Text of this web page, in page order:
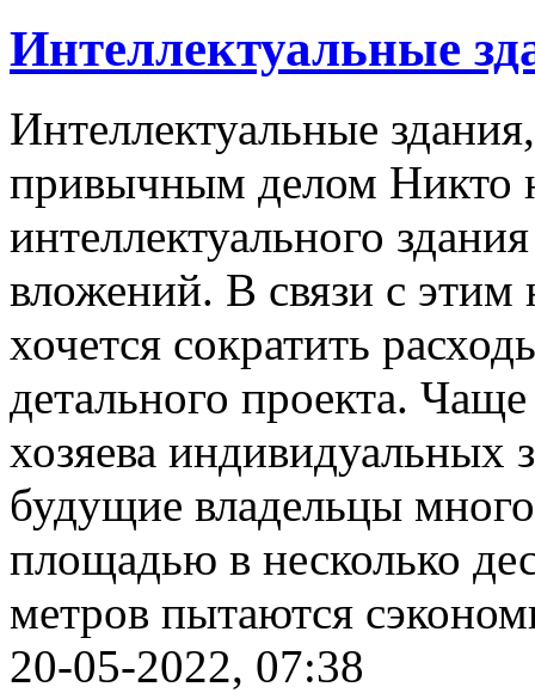
Интеллектуальные
Интеллектуальные
привычным делом Никто
интеллектуального
вложений. В связи с этим
хочется сократить
детального проекта.
хозяева индивидуальных
будущие владельцы
площадью в несколько
метров пытаются
20-05-2022, 07:38